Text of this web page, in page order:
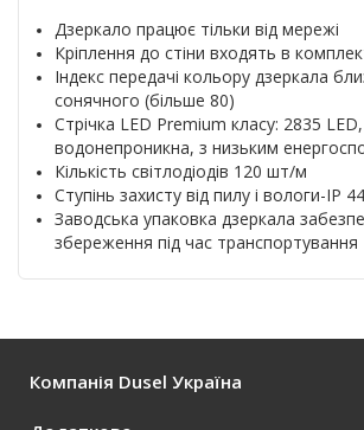
Дзеркало працює тільки від мережі
Кріплення до стіни входять в
Індекс передачі кольору дзеркала
сонячного (більше 80)
Стрічка LED Premium класу: 2835 LED,
водонепроникна, з низьким
Кількість світлодіодів 120 шт/м
Ступінь захисту від пилу і вологи-IP 44
Заводська упаковка дзеркала
збереження під час транспортування
Компанія Dusel Україна